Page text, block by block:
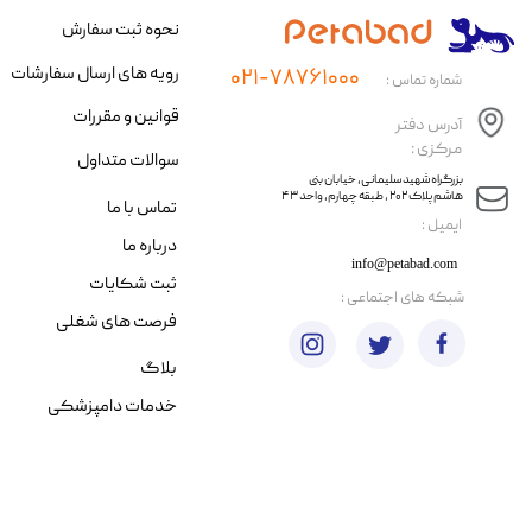
​ایمیل :
آدرس دفتر
مرکزی :
info@petabad.com
​​بزرگراه شهید سلیمانی، خیابان بنی
هاشم پلاک ۲۰۲ ، طبقه چهارم، واحد ۴۳
شماره تماس : ۰۲۱-۷۸۷۶۱۰۰۰
نحوه ثبت سفارش
رویه های ارسال سفارشات
قوانین و مقررات
سوالات متداول
تماس با ما
درباره ما
ثبت شکایات
فرصت های شغلی
​شبکه های اجتماعی :
بلاگ
خدمات دامپزشکی